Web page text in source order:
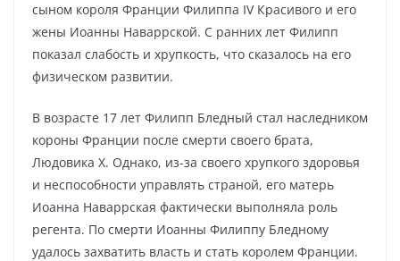
сыном короля Франции Филиппа IV Красивого и его
жены Иоанны Наваррской. С ранних лет Филипп
показал слабость и хрупкость, что сказалось на его
физическом развитии.
В возрасте 17 лет Филипп Бледный стал наследником
короны Франции после смерти своего брата,
Людовика X. Однако, из-за своего хрупкого здоровья
и неспособности управлять страной, его матерь
Иоанна Наваррская фактически выполняла роль
регента. По смерти Иоанны Филиппу Бледному
удалось захватить власть и стать королем Франции.